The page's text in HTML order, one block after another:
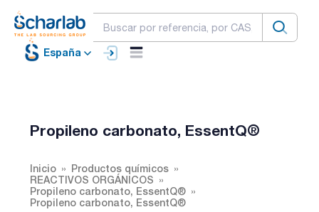
España
Propileno carbonato, EssentQ®
Inicio
Productos químicos
REACTIVOS ORGÁNICOS
Propileno carbonato, EssentQ®
Propileno carbonato, EssentQ®